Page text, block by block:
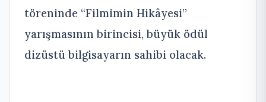
töreninde “Filmimin Hikâyesi”
yarışmasının birincisi, büyük ödül
dizüstü bilgisayarın sahibi olacak.